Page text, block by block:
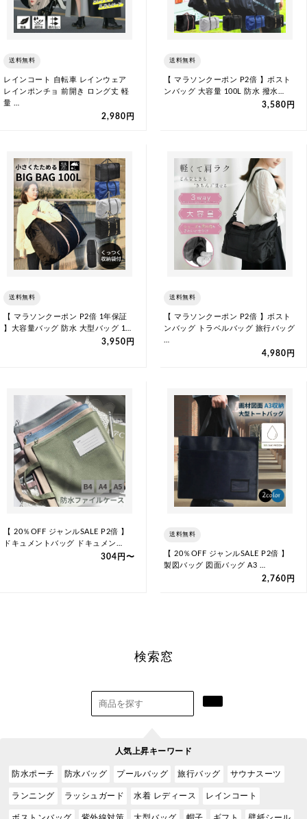
送料無料
レインコート 自転車 レインウェア
レインポンチョ 前開き ロング丈 軽
量 …
2,980円
送料無料
【 マラソンクーポン P2倍 】ボスト
ンバッグ 大容量 100L 防水 撥水…
3,580円
送料無料
【 マラソンクーポン P2倍 1年保証
】大容量バッグ 防水 大型バッグ 1…
3,950円
送料無料
【 マラソンクーポン P2倍 】ボスト
ンバッグ トラベルバッグ 旅行バッグ
4,980円
【 20％OFF ジャンルSALE P2倍 】
ドキュメントバッグ ドキュメン…
304円〜
送料無料
【 20％OFF ジャンルSALE P2倍 】
製図バッグ 図面バッグ A3 …
2,760円
検索窓
人気上昇キーワード
防水ポーチ 防水バッグ プールバッグ 旅行バッグ サウナスーツ
ランニング ラッシュガード 水着 レディース レインコート